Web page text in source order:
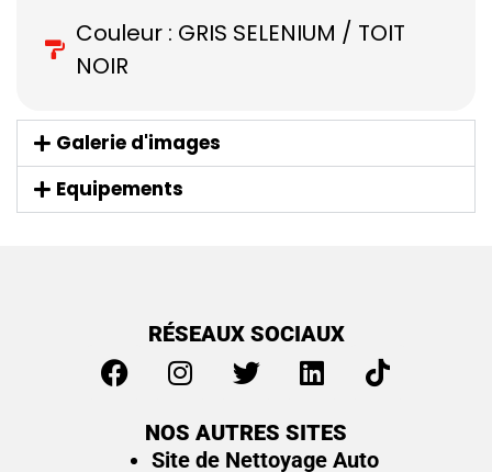
Couleur : GRIS SELENIUM / TOIT
NOIR
Galerie d'images
Equipements
RÉSEAUX SOCIAUX
NOS AUTRES SITES
Site de Nettoyage Auto